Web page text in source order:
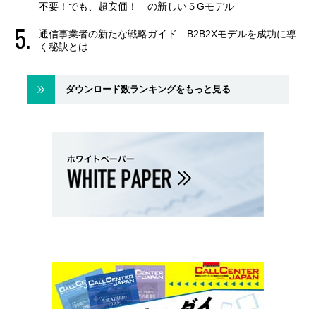
不要！でも、超安価！ の新しい５Gモデル
通信事業者の新たな戦略ガイド B2B2Xモデルを成功に導
く秘訣とは
ダウンロード数ランキングをもっと見る